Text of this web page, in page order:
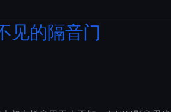
见的隔音门